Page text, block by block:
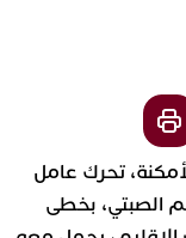
تحرك عامل
الصبتي، بخطى